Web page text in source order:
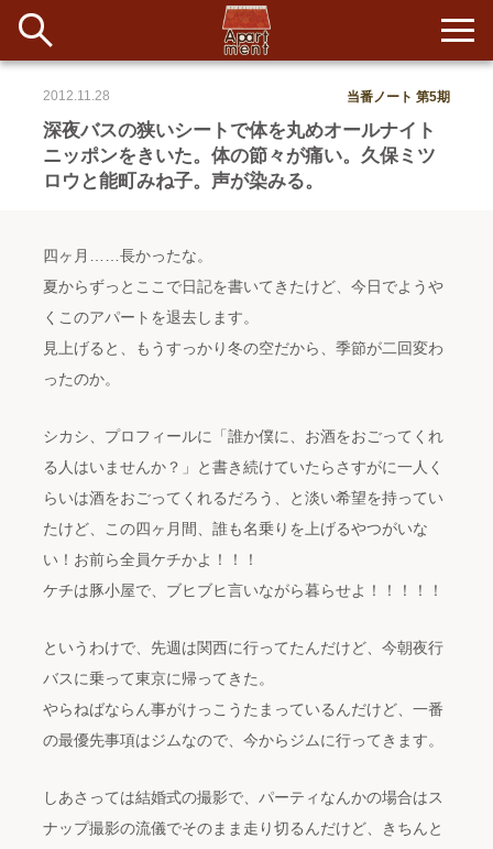
#アイデア #イベント #インド #エッセイ #ボツ #マルシェ
#旅
#日記
イベント&ショップ
アパートメントについて
寄付について
当番ノート
新着
深夜バスの狭いシートで体を丸めオールナイト
ニッポンをきいた。体の節々が痛い。久保ミツ
ロウと能町みね子。声が染みる。
2012.11.28 当番ノート 第5期
四ヶ月……長かったな。
夏からずっとここで日記を書いてきたけど、今日でようや
くこのアパートを退去します。
見上げると、もうすっかり冬の空だから、季節が二回変わ
ったのか。
シカシ、プロフィールに「誰か僕に、お酒をおごってくれ
る人はいませんか？」と書き続けていたらさすがに一人く
らいは酒をおごってくれるだろう、と淡い希望を持ってい
たけど、この四ヶ月間、誰も名乗りを上げるやつがいな
い！お前ら全員ケチかよ！！！
ケチは豚小屋で、ブヒブヒ言いながら暮らせよ！！！！！
というわけで、先週は関西に行ってたんだけど、今朝夜行
バスに乗って東京に帰ってきた。
やらねばならん事がけっこうたまっているんだけど、一番
の最優先事項はジムなので、今からジムに行ってきます。
しあさっては結婚式の撮影で、パーティなんかの場合はス
ナップ撮影の流儀でそのまま走り切るんだけど、きちんと